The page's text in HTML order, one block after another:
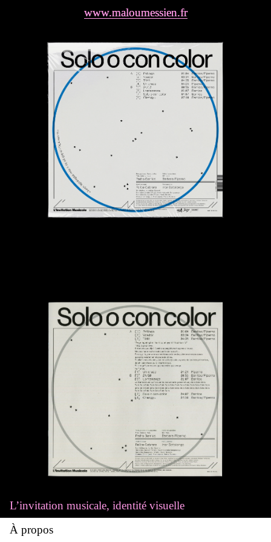
www.maloumessien.fr
www.maloumessien.fr
L’invitation musicale identité visuelle
À propos